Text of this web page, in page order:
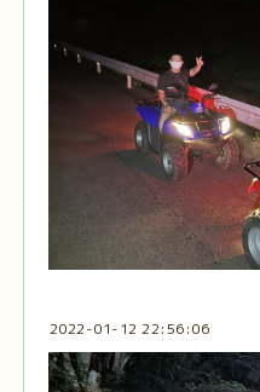
2022-01-12 22:56:06